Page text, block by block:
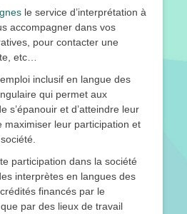
le service d’interprétation à
accompagner dans vos
pour contacter une
etc…
inclusif en langue des
qui permet aux
s’épanouir et d’atteindre leur
maximiser leur participation et
participation dans la société
interprètes en langues des
financés par le
par des lieux de travail